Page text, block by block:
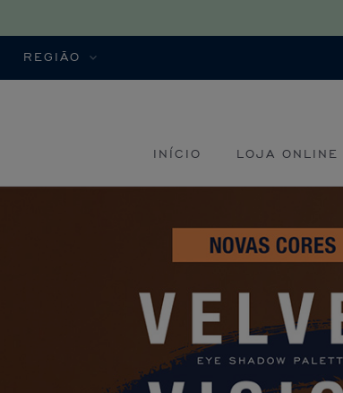
REGIÃO
INÍCIO LOJA ONLINE